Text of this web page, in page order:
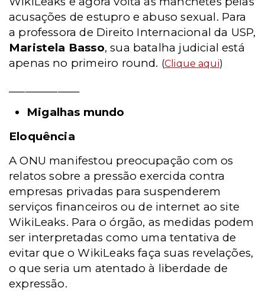
acusações de estupro e abuso sexual. Para
a professora de Direito Internacional da USP,
Maristela Basso, sua batalha judicial está
apenas no primeiro round. (Clique aqui)
Migalhas mundo
Eloquência
A ONU manifestou preocupação com os
relatos sobre a pressão exercida contra
empresas privadas para suspenderem
serviços financeiros ou de internet ao site
WikiLeaks. Para o órgão, as medidas podem
ser interpretadas como uma tentativa de
evitar que o WikiLeaks faça suas revelações,
o que seria um atentado à liberdade de
expressão.